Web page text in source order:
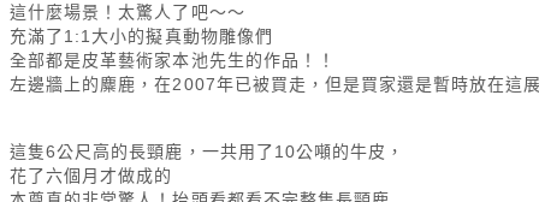
這什麼場景！太驚人了吧～～
充滿了1:1大小的擬真動物雕像們
全部都是皮革藝術家本池先生的作品！！
左邊牆上的麋鹿，在2007年已被買走，但是買家還是暫時放在這
這隻6公尺高的長頸鹿，一共用了10公噸的牛皮，
花了六個月才做成的